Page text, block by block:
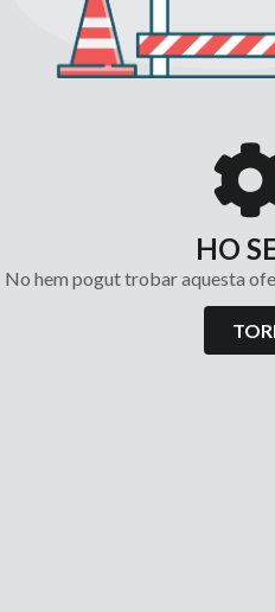
HO
No hem pogut trobar aquesta